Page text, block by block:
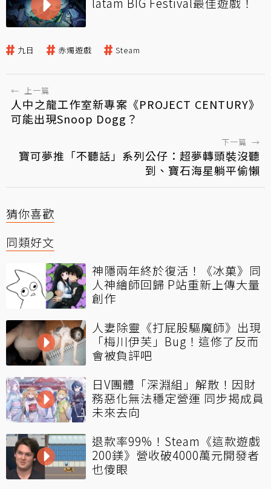
九日 赤燭遊戲 Steam
← 上一篇
人中之龍工作室新專案《PROJECT CENTURY》
可能出現Snoop Dogg？
下一篇 →
寶可夢推「不聽話」系列公仔：超夢轉頭裝沒聽
到、寶石海星躺平偷懶
猜你喜歡
同類好文
神隱兩年終於復活！《冰菓》同
人神繪師回歸 P站重新上傳大量
創作
人妻除靈《打屁股驅魔師》出現
「梅川伊芙」Bug！這修了反而
會被負評吧
日V團體「深淵組」解散！因財
務惡化無法穩定營運 同步揭成員
未來去向
退款率99%！Steam《這款遊戲
200鎂》營收破4000萬元開發者
也傻眼